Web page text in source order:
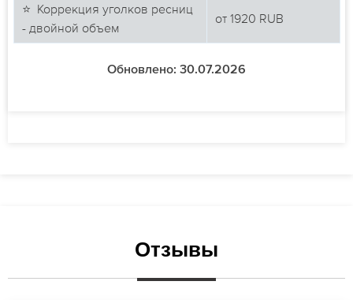
⭐ Коррекция уголков ресниц
- двойной объем
от 1920 RUB
Обновлено: 30.07.2026
Отзывы